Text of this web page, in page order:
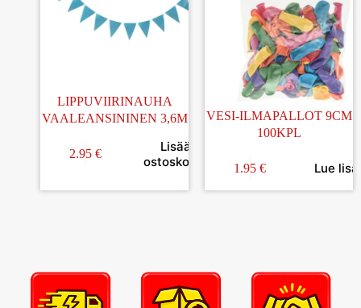
LIPPUVIIRINAUHA
VAALEANSININEN 3,6M
2.95 €
Lisää
ostoskoriin
VESI-ILMAPALLOT 9CM
100KPL
1.95 € Lue